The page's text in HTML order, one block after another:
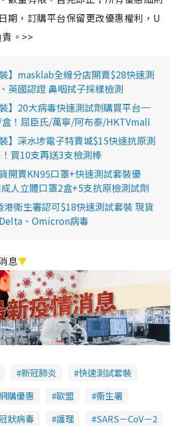
期，訂購平台保留更改優惠權利，U
。>>
】masklab全線分店開賣$28快速測
英國認證 鼻咽拭子採樣檢測
】20大病毒快速測試劑購買平台一
！屈臣氏/萬寧/阿布泰/HKTVmall
】深水埗電子特賣城$15快速抗原測
買10支再送3支檢測棒
開賣KN95口罩+快速測試套裝優
人立體口罩2盒+5支抗原檢測試劑
港衛生署認可$18快速測試套裝 現貨
、Omicron病毒
息▼
新冠肺炎
快速測試套裝
購優惠 歐盟
衞生署
狀病毒 護理 SARS－CoV－2